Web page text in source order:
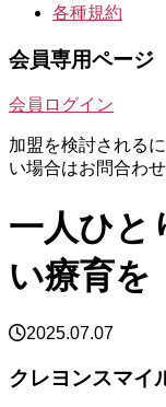
各種規約
会員専用ページ
会員ログイン
加盟を検討される
い場合はお問合わせ
一人ひと
い療育を
2025.07.07
クレヨンスマイ